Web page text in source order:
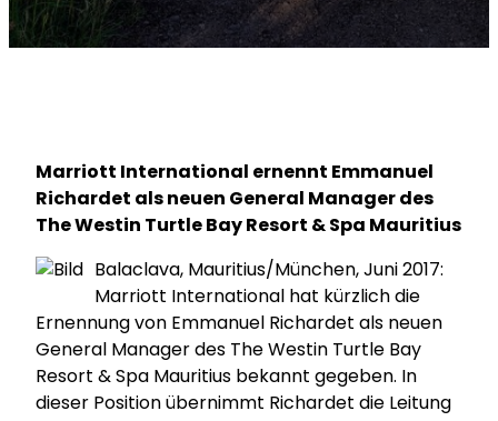
Marriott International ernennt Emmanuel
Richardet als neuen General Manager des
The Westin Turtle Bay Resort & Spa Mauritius
Balaclava, Mauritius/München, Juni 2017:
Marriott International hat kürzlich die
Ernennung von Emmanuel Richardet als neuen
General Manager des The Westin Turtle Bay
Resort & Spa Mauritius bekannt gegeben. In
dieser Position übernimmt Richardet die Leitung